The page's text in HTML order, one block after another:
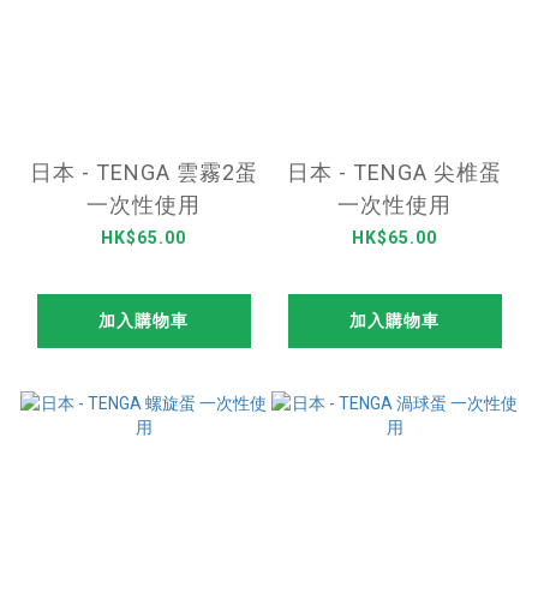
日本 - TENGA 雲霧2蛋
一次性使用
HK$65.00
加入購物車
日本 - TENGA 尖椎蛋
一次性使用
HK$65.00
加入購物車